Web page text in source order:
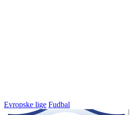
Evropske lige Fudbal